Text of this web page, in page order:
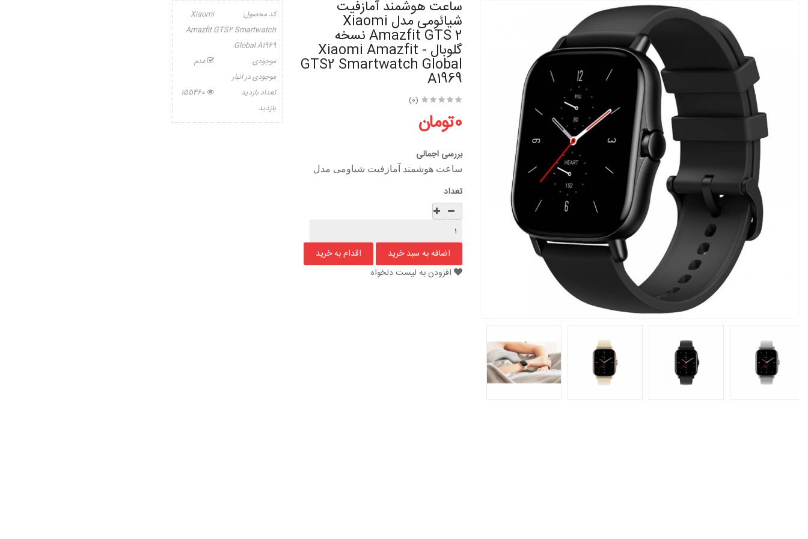
ساعت هوشمند آمازفیت
شیائومی مدل Xiaomi
Amazfit GTS 2 نسخه
گلوبال - Xiaomi Amazfit
GTS2 Smartwatch Global
A1969
(0)
0تومان
کد محصول:
Xiaomi
Amazfit GTS2 Smartwatch
Global A1969
موجودی
عدم
موجودی در انبار
تعداد بازدید
155460
بازدید
بررسی اجمالی
ساعت هوشمند آمازفیت شیاومی مدل
تعداد
افزودن به لیست دلخواه